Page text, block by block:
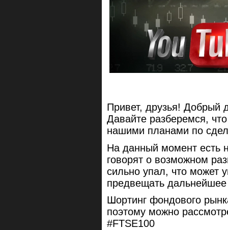
Привет, друзья! Добрый
Давайте разберемся,
нашими планами по
На данный момент есть
говорят о возможном
сильно упал, что может
предвещать
Шортинг фондового
поэтому можно
#FTSE100